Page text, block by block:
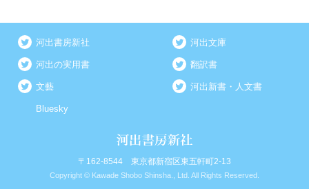
河出書房新社 河出文庫
河出の実用書 翻訳書
文藝 河出新書・人文書
Bluesky
〒162-8544 東京都新宿区東五軒町2-13
Copyright © Kawade Shobo Shinsha., Ltd. All Rights Reserved.